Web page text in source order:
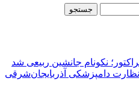
نکونام جانشین ربیعی شد
نظارت دامپزشکی آذربایجان‌شرقی